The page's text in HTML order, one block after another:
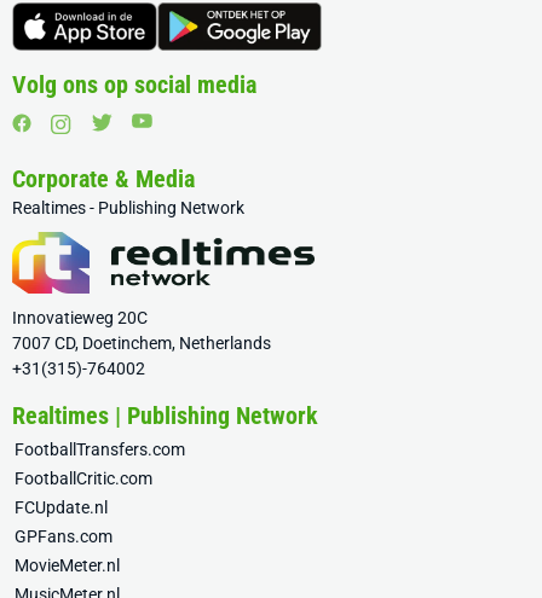
Volg ons op social media
Corporate & Media
Realtimes - Publishing Network
Innovatieweg 20C
7007 CD, Doetinchem, Netherlands
+31(315)-764002
Realtimes | Publishing Network
FootballTransfers.com
FootballCritic.com
FCUpdate.nl
GPFans.com
MovieMeter.nl